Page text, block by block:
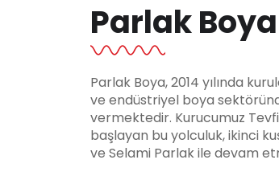
Parlak Boya
Parlak Boya, 2014 yılında
ve endüstriyel boya
vermektedir. Kurucumuz
başlayan bu yolculuk, ikinci
ve Selami Parlak ile devam